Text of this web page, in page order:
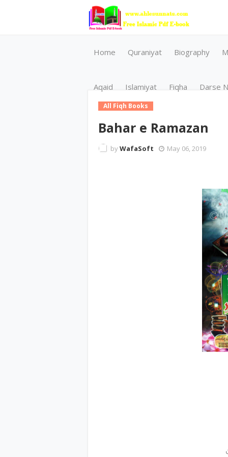
Home Quraniyat Biography
Aqaid Islamiyat Fiqha Darse
All Fiqh Books
Bahar e Ramazan
byWafaSoft May 06, 2019